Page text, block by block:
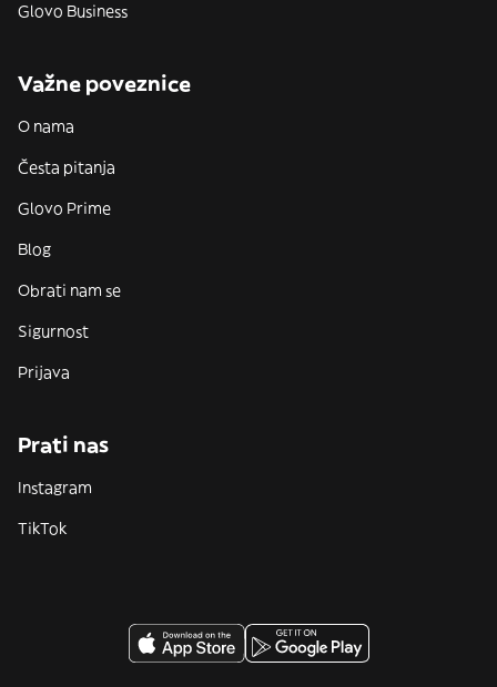
Glovo Business
Važne poveznice
O nama
Česta pitanja
Glovo Prime
Blog
Obrati nam se
Sigurnost
Prijava
Prati nas
Instagram
TikTok